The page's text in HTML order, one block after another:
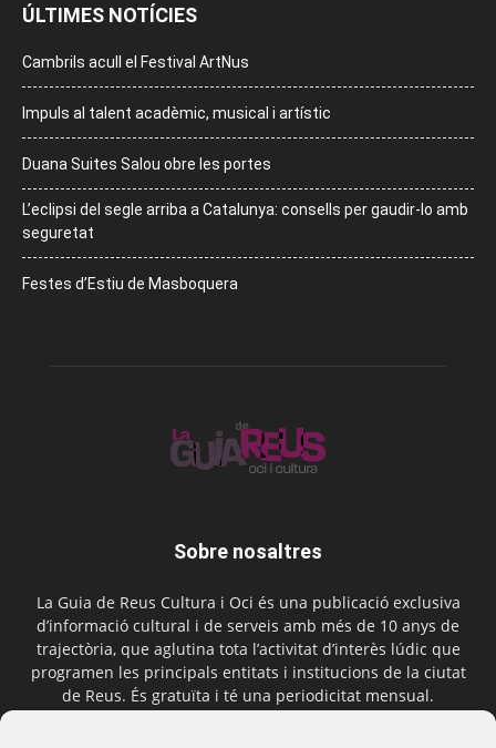
ÚLTIMES NOTÍCIES
Cambrils acull el Festival ArtNus
Impuls al talent acadèmic, musical i artístic
Duana Suites Salou obre les portes
L’eclipsi del segle arriba a Catalunya: consells per gaudir-lo amb
seguretat
Festes d’Estiu de Masboquera
Sobre nosaltres
La Guia de Reus Cultura i Oci és una publicació exclusiva
d’informació cultural i de serveis amb més de 10 anys de
trajectòria, que aglutina tota l’activitat d’interès lúdic que
programen les principals entitats i institucions de la ciutat
de Reus. És gratuïta i té una periodicitat mensual.